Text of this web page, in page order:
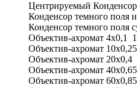
Центрируемый
Конденсор темного
Конденсор темного
Объектив-ахромат
Объектив-ахромат
Объектив-ахромат
Объектив-ахромат
Объектив-ахромат